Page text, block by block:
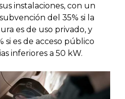
instalaciones, con un
del 35% si la
es de uso privado, y
si es de acceso público
inferiores a 50 kW.